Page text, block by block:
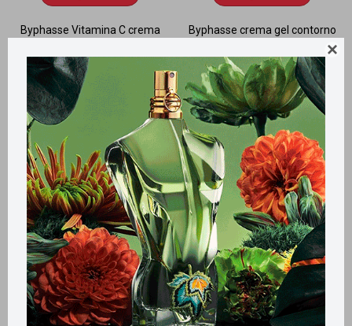

Byphasse Vitamina C crema
$ 560
Byphasse crema gel contorno
$ 690